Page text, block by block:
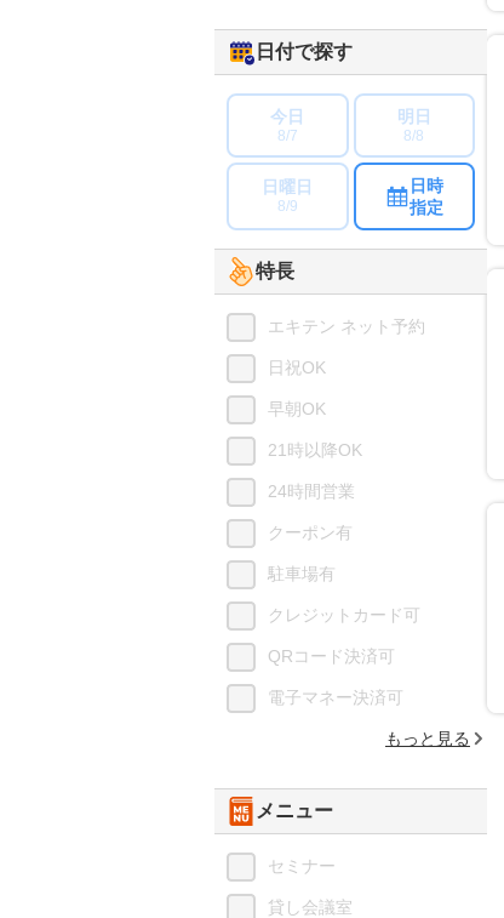
日付で探す
今日
8/7
明日
8/8
日曜日
8/9
日時
指定
特長
エキテン ネット予約
日祝OK
早朝OK
21時以降OK
24時間営業
クーポン有
駐車場有
クレジットカード可
QRコード決済可
電子マネー決済可
もっと見る
メニュー
セミナー
貸し会議室